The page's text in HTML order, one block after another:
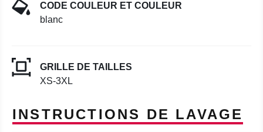
CODE COULEUR ET COULEUR
blanc
GRILLE DE TAILLES
XS-3XL
INSTRUCTIONS DE LAVAGE